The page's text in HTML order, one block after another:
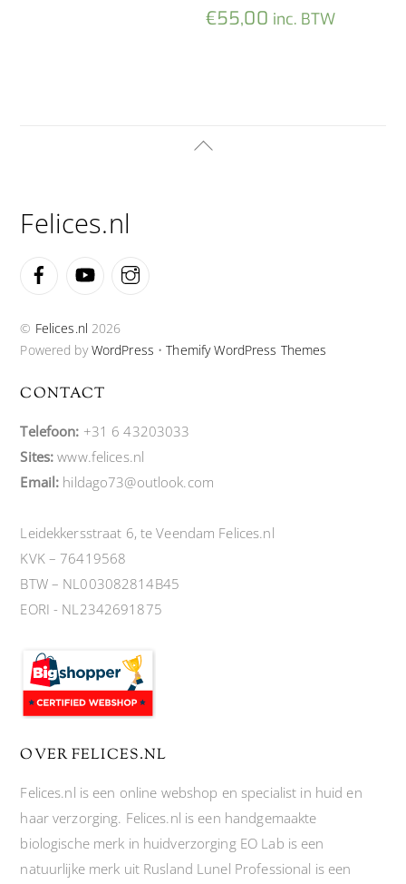
€55,00 inc. BTW
Back
Felices.nl
FacebookYouTube
© Felices.nl 2026
Powered byWordPress •Themify WordPress Themes
CONTACT
Telefoon: +31 6 43203033
Sites: www.felices.nl
Email: hildago73@outlook.com
Leidekkersstraat 6, te Veendam Felices.nl
KVK – 76419568
BTW – NL003082814B45
EORI - NL2342691875
OVER FELICES.NL
Felices.nl is een online webshop en specialist in huid en
haar verzorging. Felices.nl is een handgemaakte
biologische merk in huidverzorging EO Lab is een
natuurlijke merk uit Rusland Lunel Professional is een